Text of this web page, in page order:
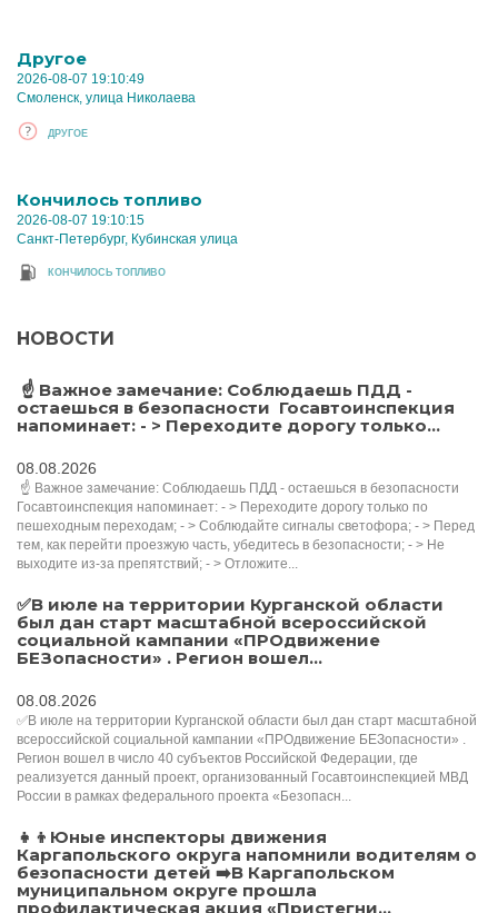
Другое
2026-08-07 19:10:49
Смоленск, улица Николаева
ДРУГОЕ
Кончилось топливо
2026-08-07 19:10:15
Санкт-Петербург, Кубинская улица
КОНЧИЛОСЬ ТОПЛИВО
НОВОСТИ
️ ☝ Важное замечание: Соблюдаешь ПДД -
остаешься в безопасности ️ Госавтоинспекция
напоминает: - > Переходите дорогу только...
08.08.2026
️ ☝ Важное замечание: Соблюдаешь ПДД - остаешься в безопасности ️
Госавтоинспекция напоминает: - > Переходите дорогу только по
пешеходным переходам; - > Соблюдайте сигналы светофора; - > Перед
тем, как перейти проезжую часть, убедитесь в безопасности; - > Не
выходите из-за препятствий; - > Отложите...
✅В июле на территории Курганской области
был дан старт масштабной всероссийской
социальной кампании «ПРОдвижение
БЕЗопасности» . Регион вошел...
08.08.2026
✅В июле на территории Курганской области был дан старт масштабной
всероссийской социальной кампании «ПРОдвижение БЕЗопасности» .
Регион вошел в число 40 субъектов Российской Федерации, где
реализуется данный проект, организованный Госавтоинспекцией МВД
России в рамках федерального проекта «Безопасн...
👧👦Юные инспекторы движения
Каргапольского округа напомнили водителям о
безопасности детей ➡️В Каргапольском
муниципальном округе прошла
профилактическая акция «Пристегни...